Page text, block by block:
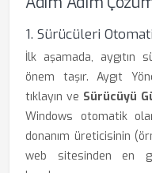
1. Sürücüleri
İlk aşamada, aygıtın
önem taşır. Aygıt
tıklayın ve Sürücüyü
Windows otomatik
donanım üreticisinin
web sitesinden en